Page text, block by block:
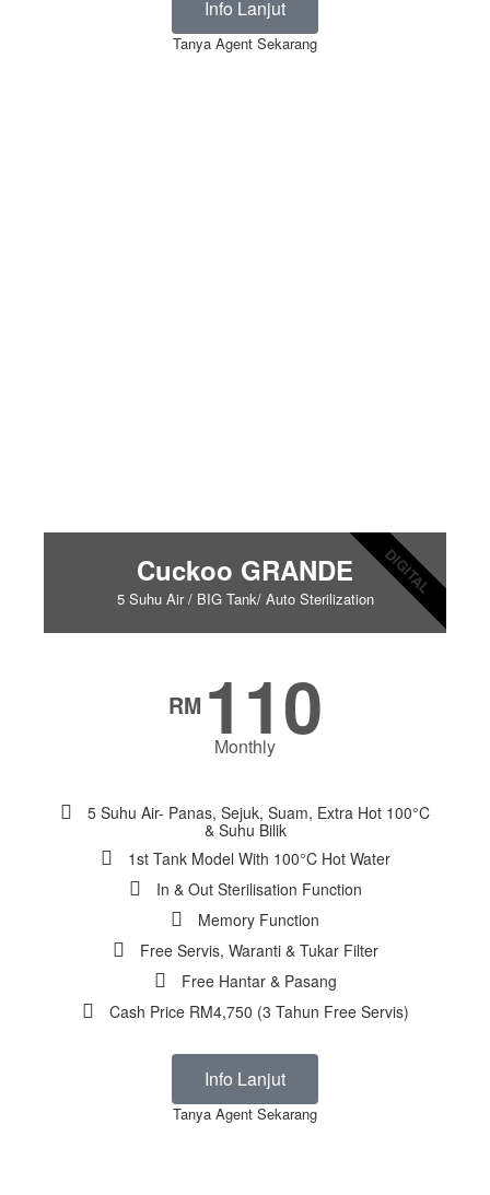
Info Lanjut
Tanya Agent Sekarang
Cuckoo GRANDE
5 Suhu Air / BIG Tank/ Auto Sterilization
RM 110
Monthly
5 Suhu Air- Panas, Sejuk, Suam, Extra Hot 100°C
& Suhu Bilik
1st Tank Model With 100°C Hot Water
In & Out Sterilisation Function
Memory Function
Free Servis, Waranti & Tukar Filter
Free Hantar & Pasang
Cash Price RM4,750 (3 Tahun Free Servis)
Info Lanjut
Tanya Agent Sekarang
DIGITAL